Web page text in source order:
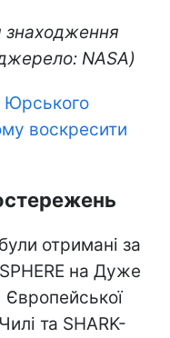
знаходження
NASA)
Юрського
воскресити
отримані за
на Дуже
Європейської
та SHARK-